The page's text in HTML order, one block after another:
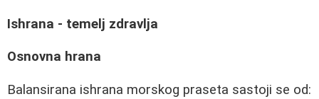
Ishrana - temelj zdravlja
Osnovna hrana
Balansirana ishrana morskog praseta sastoji se od: